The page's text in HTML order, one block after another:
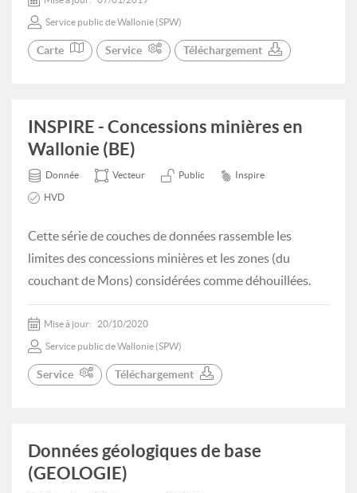
Service public de Wallonie (SPW)
Carte Service Téléchargement
INSPIRE - Concessions minières en
Wallonie (BE)
Donnée Vecteur Public Inspire
HVD
Cette série de couches de données rassemble les
limites des concessions minières et les zones (du
couchant de Mons) considérées comme déhouillées.
Mise à jour: 20/10/2020
Service public de Wallonie (SPW)
Service Téléchargement
Données géologiques de base
(GEOLOGIE)